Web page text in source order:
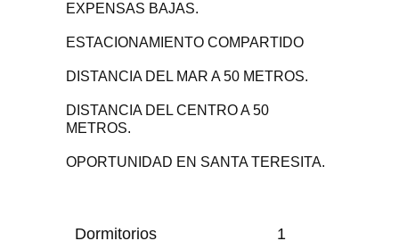
EXPENSAS BAJAS.
ESTACIONAMIENTO COMPARTIDO
DISTANCIA DEL MAR A 50 METROS.
DISTANCIA DEL CENTRO A 50
METROS.
OPORTUNIDAD EN SANTA TERESITA.
Dormitorios
1